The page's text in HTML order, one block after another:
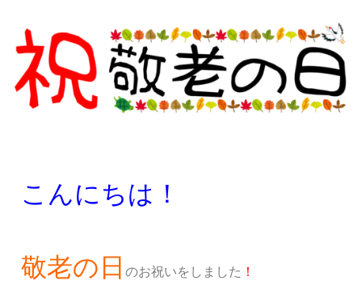
こんにちは！
敬老の日 のお祝いをしました ！